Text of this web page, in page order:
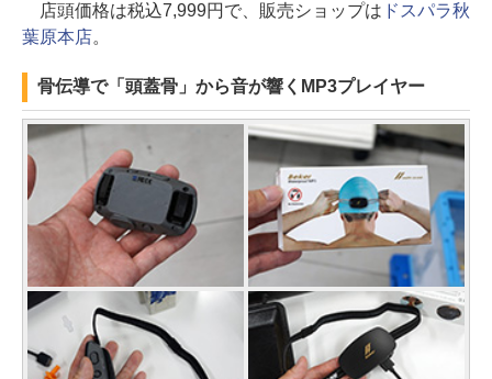
店頭価格は税込7,999円で、販売ショップは ドスパラ秋
葉原本店。
骨伝導で「頭蓋骨」から音が響くMP3プレイヤー